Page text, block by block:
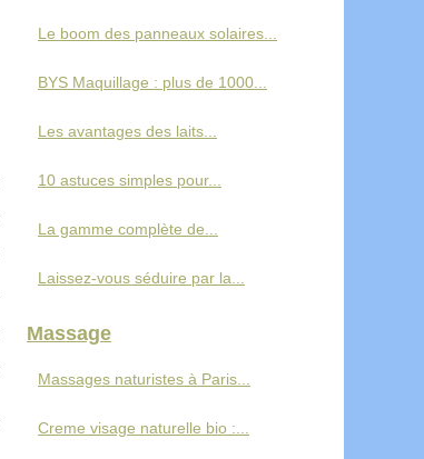
Le boom des panneaux solaires...
BYS Maquillage : plus de 1000...
Les avantages des laits...
10 astuces simples pour...
La gamme complète de...
Laissez-vous séduire par la...
Massage
Massages naturistes à Paris...
Creme visage naturelle bio :...